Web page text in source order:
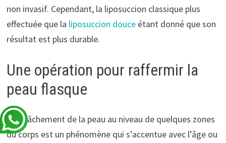
non invasif. Cependant, la liposuccion classique plus
effectuée que la liposuccion douceétant donné que son
résultat est plus durable.
Une opération pour raffermir la
peau flasque
Le relâchement de la peau au niveau de quelques zones
du corps est un phénomène qui s’accentue avec l’âge ou